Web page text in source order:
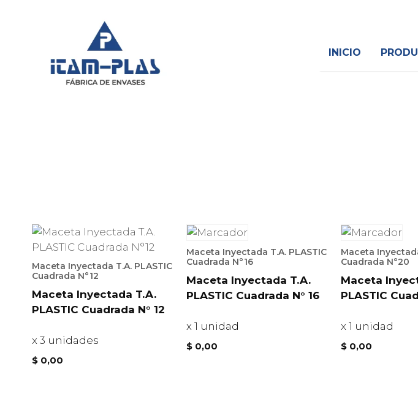
INICIO
Maceta Inyectada T.A. PLASTIC
Cuadrada N°12
Maceta Inyectada T.A.
PLASTIC Cuadrada N° 12
x 3 unidades
$ 0,00
Maceta Inyectada T.A. PLASTIC
Cuadrada N°16
Maceta Inyectada T.A.
PLASTIC Cuadrada N° 16
x 1 unidad
$ 0,00
Maceta
Cuadrada N°20
Maceta
PLASTIC
x 1 unidad
$ 0,00